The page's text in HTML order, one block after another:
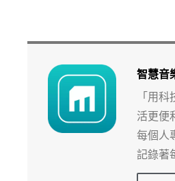
智慧音
「用
活更便
每個人
記錄著